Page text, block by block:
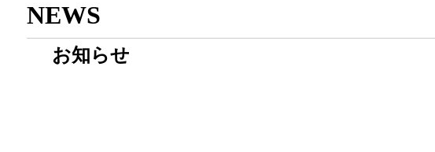
NEWS
お知らせ